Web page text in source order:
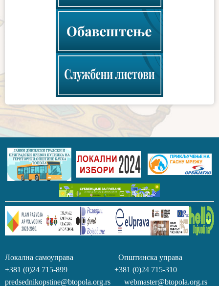
Локална самоуправа Општинска управа
+381 (0)24 715-899 +381 (0)24 715-310
predsednikopstine@btopola.org.rs webmaster@btopola.org.rs